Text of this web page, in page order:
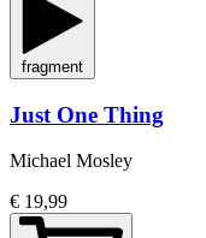
fragment
Just One Thing
Michael Mosley
€ 19,99